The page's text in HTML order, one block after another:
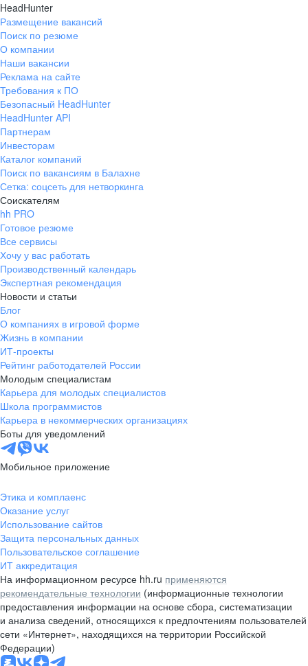
HeadHunter
Размещение вакансий
Поиск по резюме
О компании
Наши вакансии
Реклама на сайте
Требования к ПО
Безопасный HeadHunter
HeadHunter API
Партнерам
Инвесторам
Каталог компаний
Поиск по вакансиям в Балахне
Сетка: соцсеть для нетворкинга
Соискателям
hh PRO
Готовое резюме
Все сервисы
Хочу у вас работать
Производственный календарь
Экспертная рекомендация
Новости и статьи
Блог
О компаниях в игровой форме
Жизнь в компании
ИТ-проекты
Рейтинг работодателей России
Молодым специалистам
Карьера для молодых специалистов
Школа программистов
Карьера в некоммерческих организациях
Боты для уведомлений
Мобильное приложение
Этика и комплаенс
Оказание услуг
Использование сайтов
Защита персональных данных
Пользовательское соглашение
ИТ аккредитация
На информационном ресурсе hh.ru применяются
рекомендательные технологии (информационные технологии
предоставления информации на основе сбора, систематизации
и анализа сведений, относящихся к предпочтениям пользователей
сети «Интернет», находящихся на территории Российской
Федерации)